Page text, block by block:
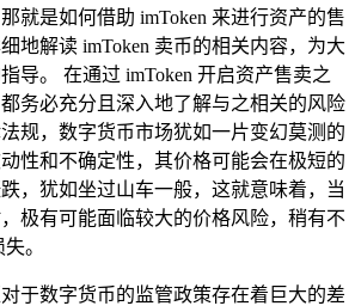
就是如何借助 imToken 来进行资产的售
地解读 imToken 卖币的相关内容，为大
导。 在通过 imToken 开启资产售卖之
务必充分且深入地了解与之相关的风险
规，数字货币市场犹如一片变幻莫测的
性和不确定性，其价格可能会在极短的
，犹如坐过山车一般，这就意味着，当
极有可能面临较大的价格风险，稍有不
。
于数字货币的监管政策存在着巨大的差